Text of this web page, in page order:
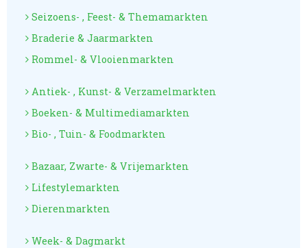
Seizoens- , Feest- & Themamarkten
Braderie & Jaarmarkten
Rommel- & Vlooienmarkten
Antiek- , Kunst- & Verzamelmarkten
Boeken- & Multimediamarkten
Bio- , Tuin- & Foodmarkten
Bazaar, Zwarte- & Vrijemarkten
Lifestylemarkten
Dierenmarkten
Week- & Dagmarkt